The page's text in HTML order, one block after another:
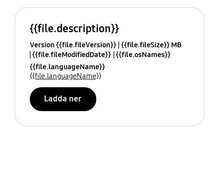
{{file.description}}
Version {{file.fileVersion}} {{file.fileSize}} MB
{{file.fileModifiedDate}} {{file.osNames}}
{{file.languageName}}
{{file.languageName}}
Ladda ner